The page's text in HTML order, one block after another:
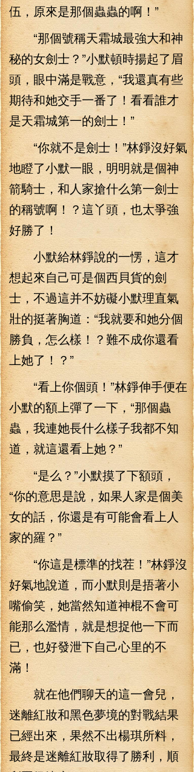
伍，原來是那個蟲蟲的啊！”
“那個號稱天霜城最強大和神
秘的女劍士？”小默頓時揚起了眉
頭，眼中滿是戰意，“我還真有些
期待和她交手一番了！看看誰才
是天霜城第一的劍士！”
“你就不是劍士！”林錚沒好氣
地瞪了小默一眼，明明就是個神
箭騎士，和人家搶什么第一劍士
的稱號啊！？這丫頭，也太爭強
好勝了！
小默給林錚說的一愣，這才
想起來自己可是個西貝貨的劍
士，不過這并不妨礙小默理直氣
壯的挺著胸道：“我就要和她分個
勝負，怎么樣！？難不成你還看
上她了！？”
“看上你個頭！”林錚伸手便在
小默的額上彈了一下，“那個蟲
蟲，我連她長什么樣子我都不知
道，就這還看上她？”
“是么？”小默摸了下額頭，
“你的意思是說，如果人家是個美
女的話，你還是有可能會看上人
家的羅？”
“你這是標準的找茬！”林錚沒
好氣地說道，而小默則是捂著小
嘴偷笑，她當然知道神棍不會可
能那么濫情，就是想捉他一下而
已，也好發泄下自己心里的不
滿！
就在他們聊天的這一會兒，
迷離紅妝和黑色夢境的對戰結果
已經出來，果然不出楊琪所料，
最終是迷離紅妝取得了勝利，順